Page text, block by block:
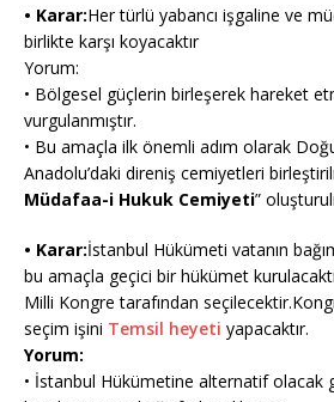
• Karar:Her türlü yabancı işgaline ve
birlikte karşı koyacaktır
Yorum:
• Bölgesel güçlerin birleşerek hareket
vurgulanmıştır.
• Bu amaçla ilk önemli adım olarak
Anadolu’daki direniş cemiyetleri
Müdafaa-i Hukuk Cemiyeti”
• Karar:İstanbul Hükümeti vatanın
bu amaçla geçici bir hükümet
Milli Kongre tarafından
seçim işini Temsil heyeti yapacaktır.
Yorum:
• İstanbul Hükümetine alternatif olacak